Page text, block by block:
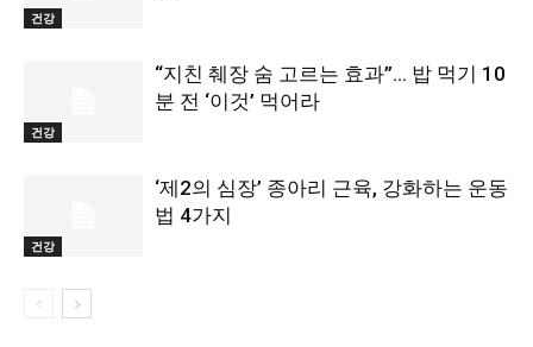
건강
건강
“지친 췌장 숨 고르는 효과”… 밥 먹기 10
분 전 ‘이것’ 먹어라
건강
‘제2의 심장’ 종아리 근육, 강화하는 운동
법 4가지